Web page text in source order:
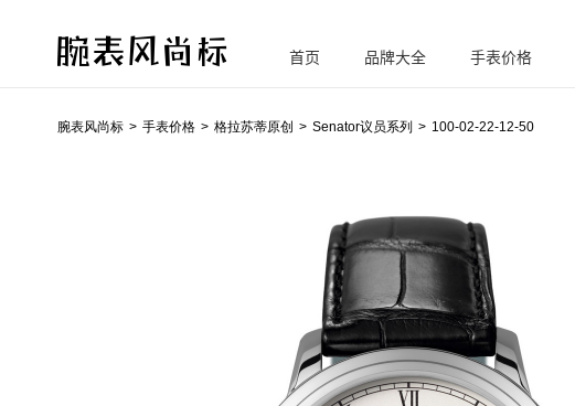
腕
首页 品牌大全 手表价格
腕表风尚标 手表价格 格拉苏蒂原创 Senator议员系列 100-02-22-12-50